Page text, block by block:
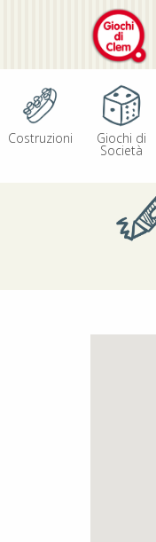
Costruzioni Giochi di
Società